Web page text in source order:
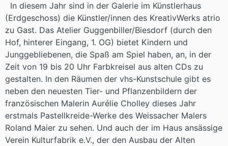
In diesem Jahr sind in der Galerie im Künstlerhaus
(Erdgeschoss) die Künstler/innen des KreativWerks atrio
zu Gast. Das Atelier Guggenbiller/Biesdorf (durch den
Hof, hinterer Eingang, 1. OG) bietet Kindern und
Junggebliebenen, die Spaß am Spiel haben, an, in der
Zeit von 19 bis 20 Uhr Farbkreisel aus alten CDs zu
gestalten. In den Räumen der vhs-Kunstschule gibt es
neben den neuesten Tier- und Pflanzenbildern der
französischen Malerin Aurélie Cholley dieses Jahr
erstmals Pastellkreide-Werke des Weissacher Malers
Roland Maier zu sehen. Und auch der im Haus ansässige
Verein Kulturfabrik e.V., der den Ausbau der Alten